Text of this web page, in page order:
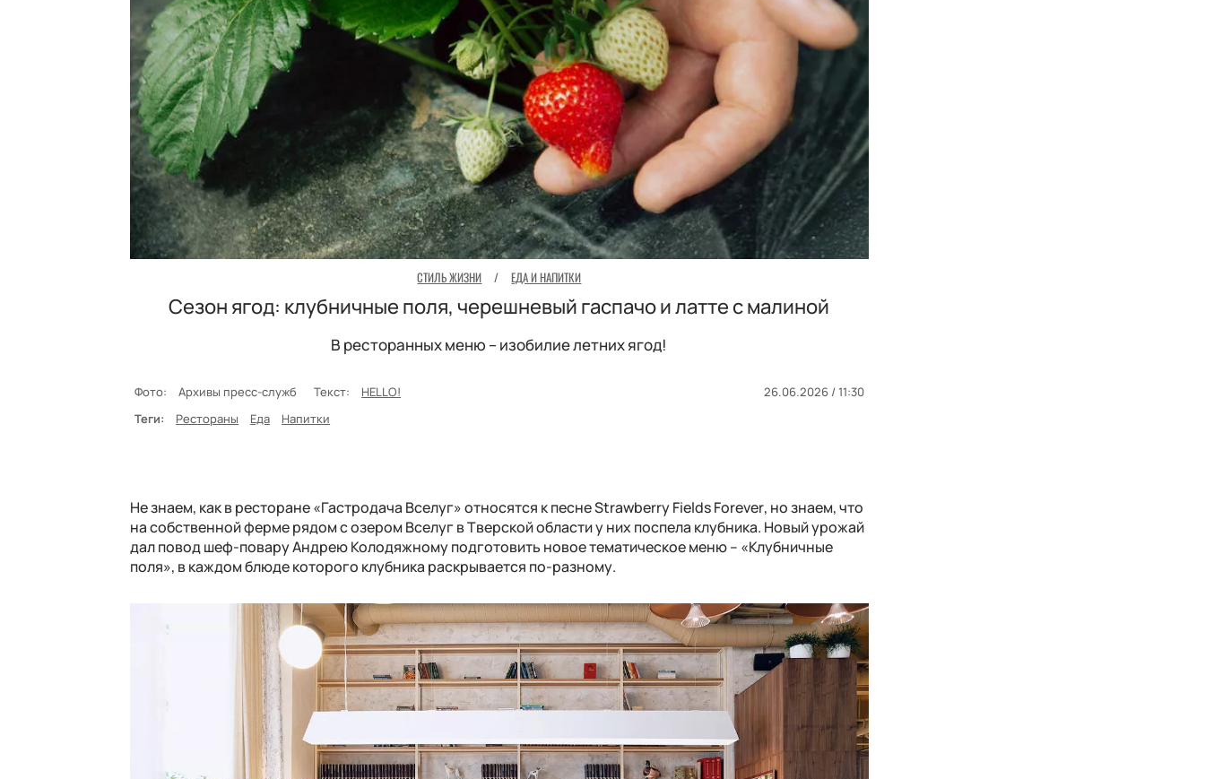
СТИЛЬ ЖИЗНИ / ЕДА И НАПИТКИ
Сезон ягод: клубничные поля, черешневый гаспачо и латте с малиной
В ресторанных меню – изобилие летних ягод!
Фото: Архивы пресс-служб Текст: HELLO!
26.06.2026 / 11:30
Теги:
Рестораны Еда Напитки
Не знаем, как в ресторане «Гастродача Вселуг» относятся к песнеStrawberry Fields Forever, но знаем, что
на собственной ферме рядом с озером Вселуг в Тверской области у них поспела клубника. Новый урожай
дал повод шеф-повару Андрею Колодяжному подготовить новое тематическое меню – «Клубничные
поля», в каждом блюде которого клубника раскрывается по-разному.